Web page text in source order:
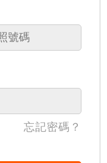
忘記密碼？